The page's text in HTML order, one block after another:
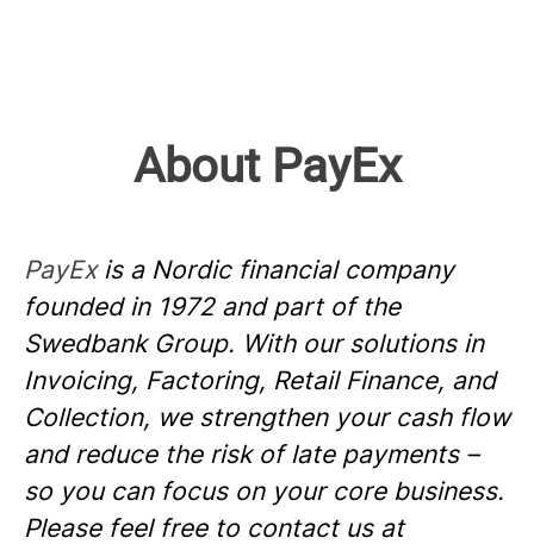
About PayEx
PayEx is a Nordic financial company
founded in 1972 and part of the
Swedbank Group. With our solutions in
Invoicing, Factoring, Retail Finance, and
Collection, we strengthen your cash flow
and reduce the risk of late payments –
so you can focus on your core business.
Please feel free to contact us at